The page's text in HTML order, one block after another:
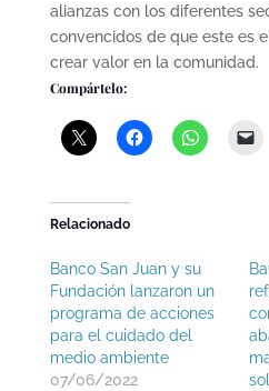
alianzas con los diferentes
convencidos de que este es
crear valor en la comunidad.
Compártelo:
Relacionado
Banco San Juan y su
Fundación lanzaron un
programa de acciones
para el cuidado del
medio ambiente
07/06/2022